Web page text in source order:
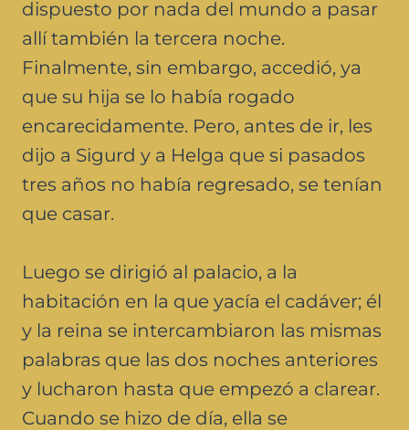
dispuesto por nada del mundo a pasar
allí también la tercera noche.
Finalmente, sin embargo, accedió, ya
que su hija se lo había rogado
encarecidamente. Pero, antes de ir, les
dijo a Sigurd y a Helga que si pasados
tres años no había regresado, se tenían
que casar.
Luego se dirigió al palacio, a la
habitación en la que yacía el cadáver; él
y la reina se intercambiaron las mismas
palabras que las dos noches anteriores
y lucharon hasta que empezó a clarear.
Cuando se hizo de día, ella se